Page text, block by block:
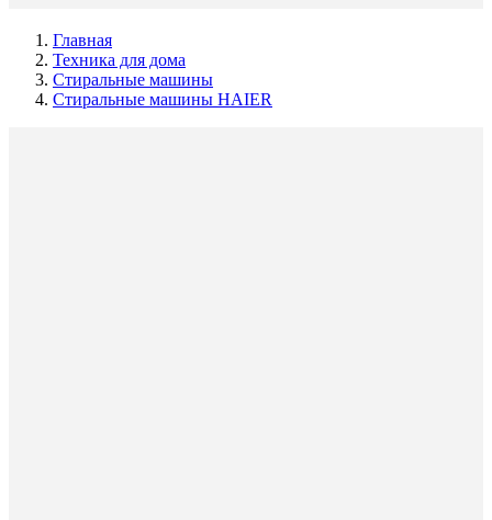
Главная
Техника для дома
Стиральные машины
Стиральные машины HAIER